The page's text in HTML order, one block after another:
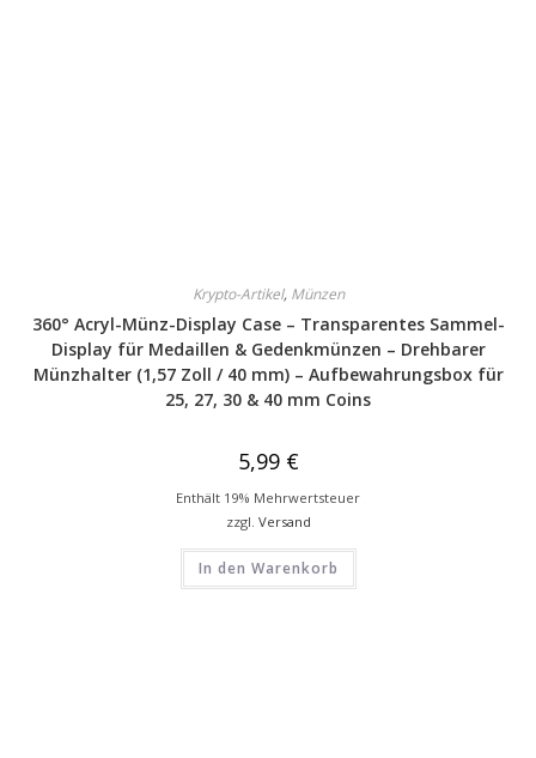
Krypto-Artikel, Münzen
360° Acryl-Münz-Display Case – Transparentes Sammel-
Display für Medaillen & Gedenkmünzen – Drehbarer
Münzhalter (1,57 Zoll / 40 mm) – Aufbewahrungsbox für
25, 27, 30 & 40 mm Coins
5,99 €
Enthält 19% Mehrwertsteuer
zzgl. Versand
In den Warenkorb